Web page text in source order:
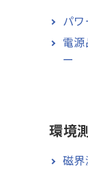
パ
電源
ー
環境
磁界